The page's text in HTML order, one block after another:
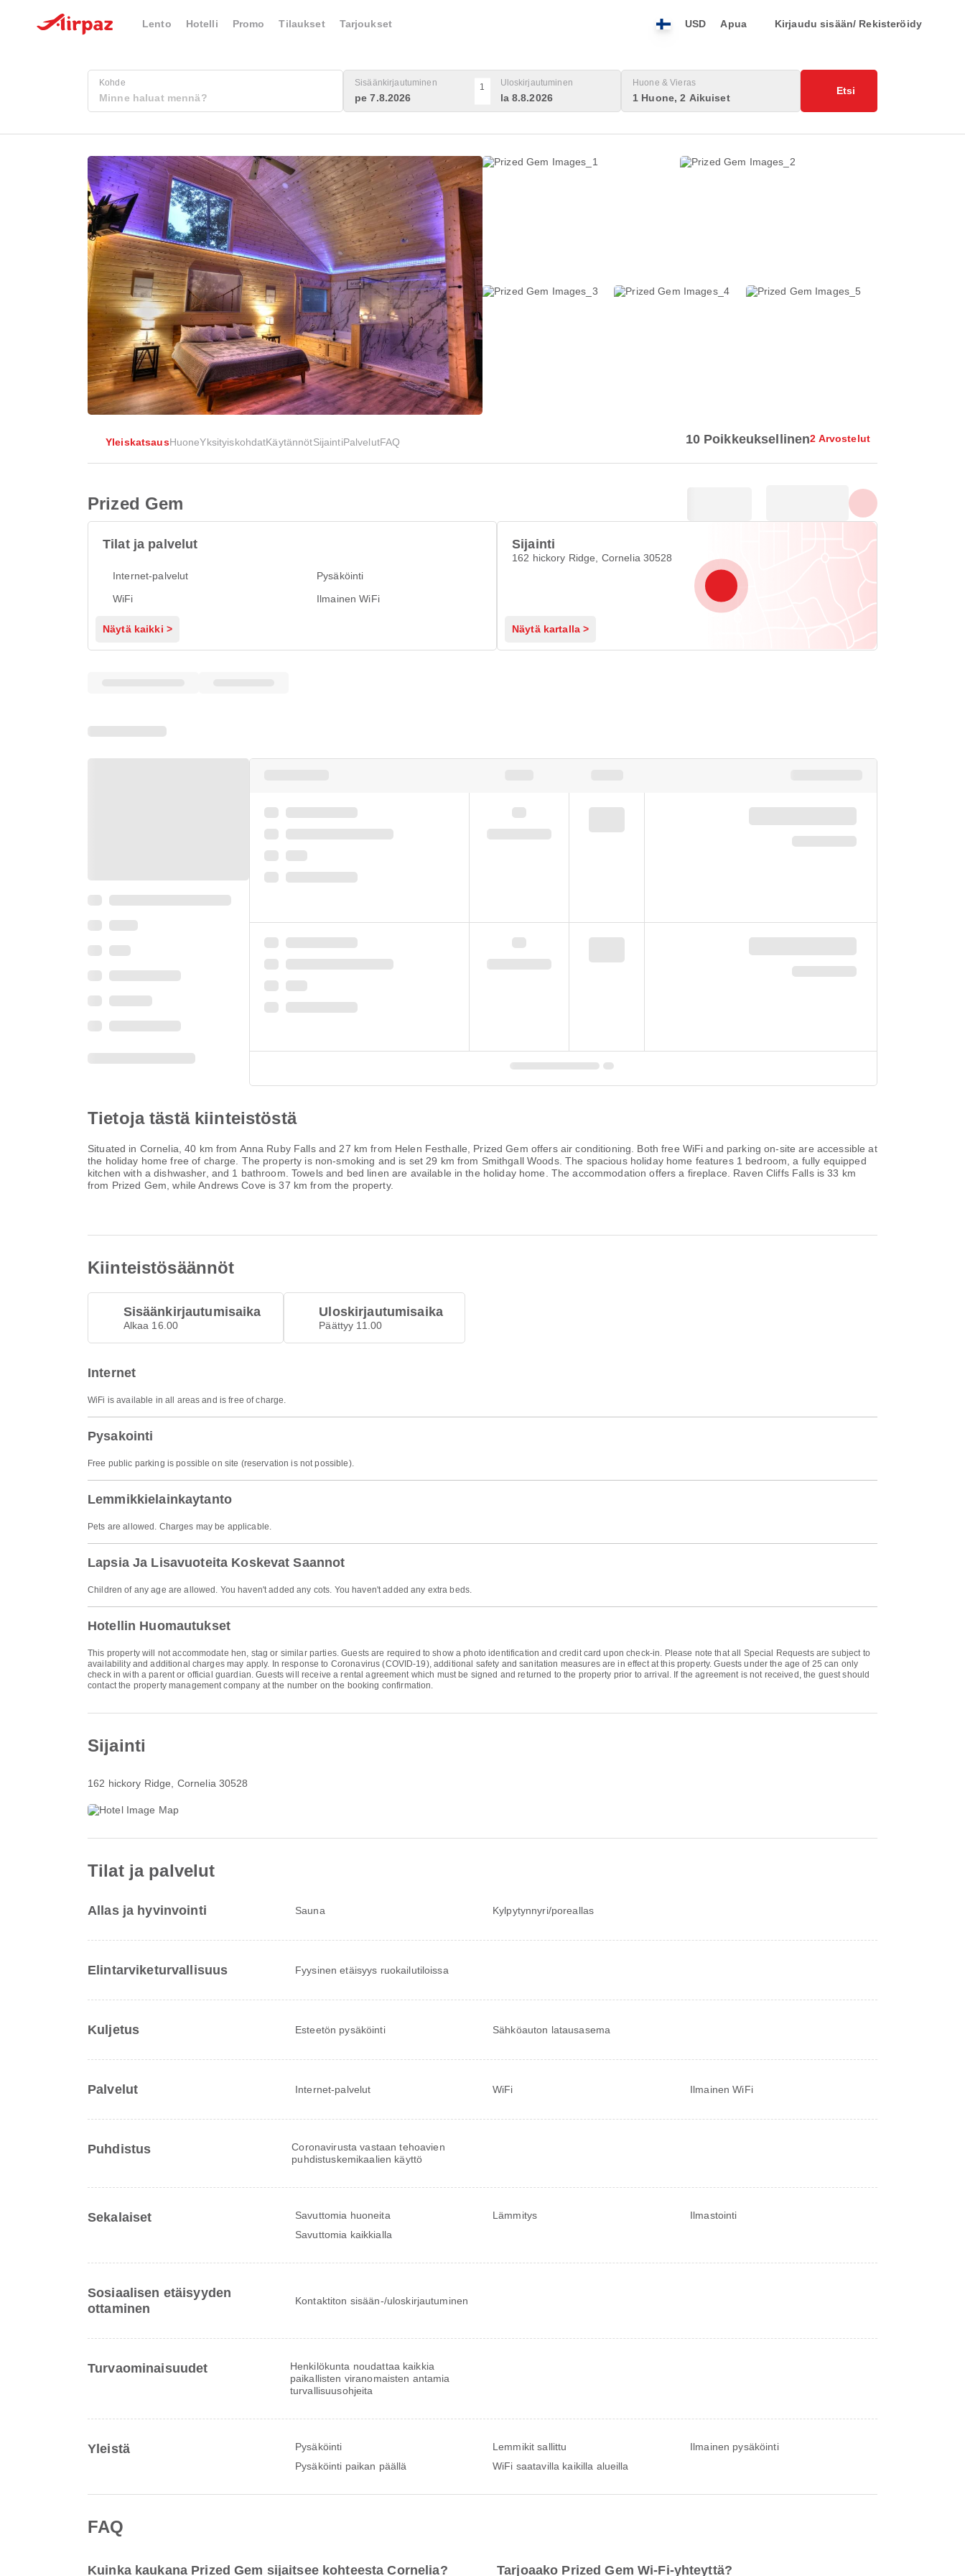
Lento Hotelli Promo Tilaukset Tarjoukset USD Apua Kirjaudu sisään/ Rekisteröidy
Kohde Sisäänkirjautuminen
pe 7.8.2026
1 Uloskirjautuminen
la 8.8.2026
Huone & Vieras
1 Huone, 2 Aikuiset
Etsi
YleiskatsausHuoneYksityiskohdatKäytännötSijaintiPalvelutFAQ 10 Poikkeuksellinen2 Arvostelut
Prized Gem
Tilat ja palvelut
Internet-palvelut
Pysäköinti
WiFi
Ilmainen WiFi
Näytä kaikki >
Sijainti
162 hickory Ridge, Cornelia 30528
Näytä kartalla >
Tietoja tästä kiinteistöstä
Situated in Cornelia, 40 km from Anna Ruby Falls and 27 km from Helen Festhalle, Prized Gem offers air conditioning. Both free WiFi and parking on-site are accessible at
the holiday home free of charge. The property is non-smoking and is set 29 km from Smithgall Woods. The spacious holiday home features 1 bedroom, a fully equipped
kitchen with a dishwasher, and 1 bathroom. Towels and bed linen are available in the holiday home. The accommodation offers a fireplace. Raven Cliffs Falls is 33 km
from Prized Gem, while Andrews Cove is 37 km from the property.
Kiinteistösäännöt
Sisäänkirjautumisaika
Alkaa 16.00
Uloskirjautumisaika
Päättyy 11.00
Internet
WiFi is available in all areas and is free of charge.
Pysakointi
Free public parking is possible on site (reservation is not possible).
Lemmikkielainkaytanto
Pets are allowed. Charges may be applicable.
Lapsia Ja Lisavuoteita Koskevat Saannot
Children of any age are allowed. You haven't added any cots. You haven't added any extra beds.
Hotellin Huomautukset
This property will not accommodate hen, stag or similar parties. Guests are required to show a photo identification and credit card upon check-in. Please note that all Special Requests are subject to
availability and additional charges may apply. In response to Coronavirus (COVID-19), additional safety and sanitation measures are in effect at this property. Guests under the age of 25 can only
check in with a parent or official guardian. Guests will receive a rental agreement which must be signed and returned to the property prior to arrival. If the agreement is not received, the guest should
contact the property management company at the number on the booking confirmation.
Sijainti
162 hickory Ridge , Cornelia 30528
Tilat ja palvelut
Allas ja hyvinvointi Sauna Kylpytynnyri/poreallas
Elintarviketurvallisuus Fyysinen etäisyys ruokailutiloissa
Kuljetus Esteetön pysäköinti Sähköauton latausasema
Palvelut Internet-palvelut WiFi Ilmainen WiFi
Puhdistus
Coronavirusta vastaan tehoavien
puhdistuskemikaalien käyttö
Sekalaiset Savuttomia huoneita Lämmitys
Ilmastointi
Savuttomia kaikkialla
Sosiaalisen etäisyyden
ottaminen
Kontaktiton sisään-/uloskirjautuminen
Turvaominaisuudet
Henkilökunta noudattaa kaikkia
paikallisten viranomaisten antamia
turvallisuusohjeita
Yleistä Pysäköinti Lemmikit sallittu
Ilmainen pysäköinti
Pysäköinti paikan päällä
WiFi saatavilla kaikilla alueilla
FAQ
Kuinka kaukana Prized Gem sijaitsee kohteesta Cornelia? Tarjoaako Prized Gem Wi-Fi-yhteyttä?